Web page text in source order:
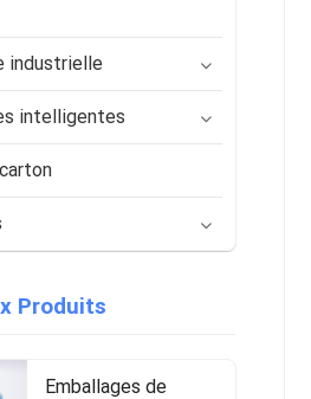
industrielle
intelligentes
Produits
Emballages de